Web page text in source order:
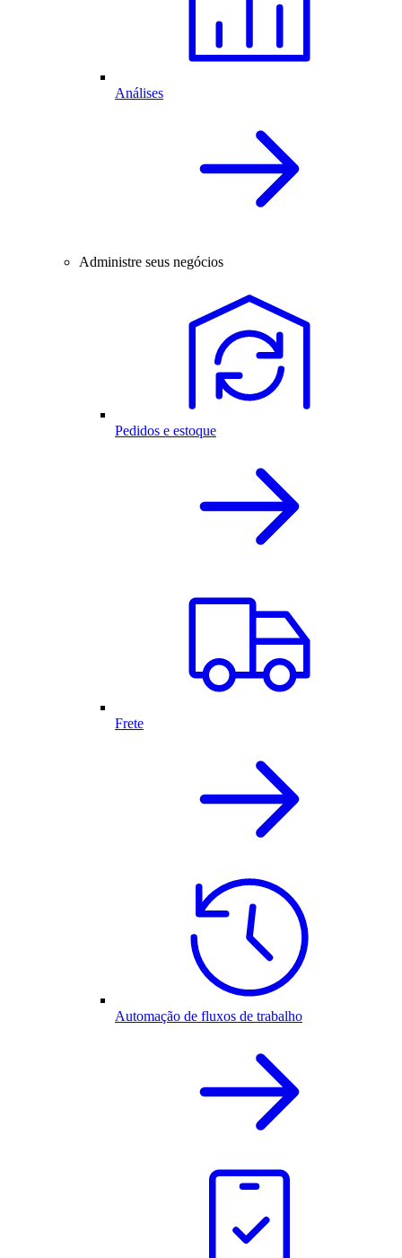
Análises
Administre seus negócios
Pedidos e estoque
Frete
Automação de fluxos de trabalho